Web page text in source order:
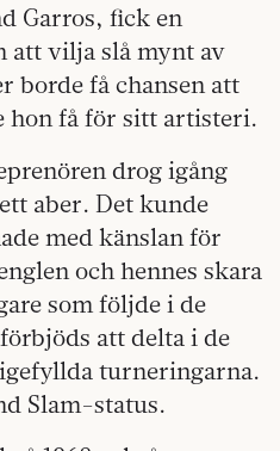
Garros, fick en
att vilja slå mynt av
borde få chansen att
hon få för sitt artisteri.
drog igång
aber. Det kunde
med känslan för
och hennes skara
som följde i de
att delta i de
turneringarna.
Slam-status.